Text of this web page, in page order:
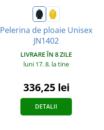
Pelerina de ploaie Unisex
JN1402
LIVRARE ÎN 8 ZILE
luni 17. 8. la tine
336,25 lei
DETALII